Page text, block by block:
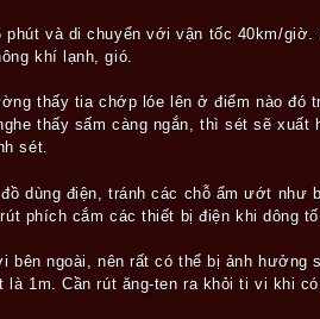
và di chuyển với vận tốc 40km/
khí lạnh, gió.
thấy tia chớp lóe lên ở điểm nào đó
thấy sấm càng ngắn, thì sét sẽ
sét.
dùng điện, tránh các chỗ ẩm ướt như
phích cắm các thiết bị điện khi dông tố
ngoài, nên rất có thể bị ảnh hưởng
1m. Cần rút ăng-ten ra khỏi ti vi khi có